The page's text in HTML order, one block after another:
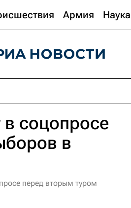
Армия Наука
соцопросе
в
перед вторым туром